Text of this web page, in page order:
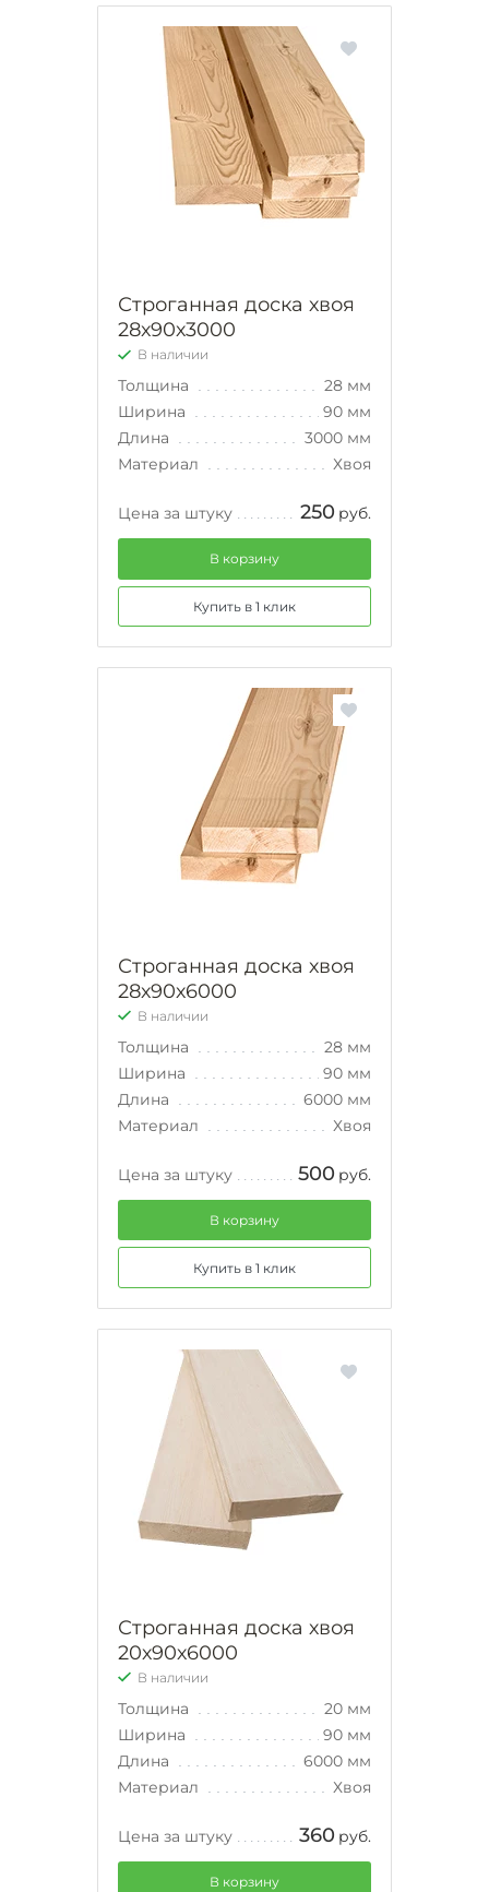
Строганная доска хвоя
28х90х3000
В наличии
Толщина
28 мм
Ширина
90 мм
Длина
3000 мм
Материал
Хвоя
Цена за штуку 250 руб.
В корзину
Купить в 1 клик
Строганная доска хвоя
28х90х6000
В наличии
Толщина
28 мм
Ширина
90 мм
Длина
6000 мм
Материал
Хвоя
Цена за штуку 500 руб.
В корзину
Купить в 1 клик
Строганная доска хвоя
20х90х6000
В наличии
Толщина
20 мм
Ширина
90 мм
Длина
6000 мм
Материал
Хвоя
Цена за штуку 360 руб.
В корзину